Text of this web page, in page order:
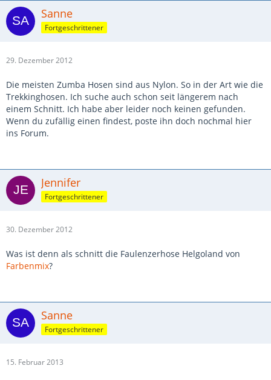
Sanne
Fortgeschrittener
29. Dezember 2012
Die meisten Zumba Hosen sind aus Nylon. So in der Art wie die
Trekkinghosen. Ich suche auch schon seit längerem nach
einem Schnitt. Ich habe aber leider noch keinen gefunden.
Wenn du zufällig einen findest, poste ihn doch nochmal hier
ins Forum.
Jennifer
Fortgeschrittener
30. Dezember 2012
Was ist denn als schnitt die Faulenzerhose Helgoland von
Farbenmix?
Sanne
Fortgeschrittener
15. Februar 2013